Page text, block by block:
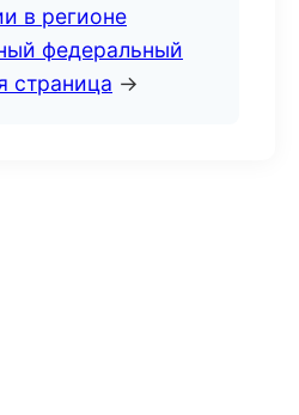
в регионе
федеральный
страница →